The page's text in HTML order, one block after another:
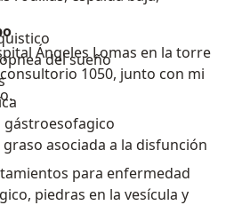
del sueño
asociada a la disfunción
Ángeles Lomas en la torre
1050, junto con mi
para enfermedad
piedras en la vesícula y